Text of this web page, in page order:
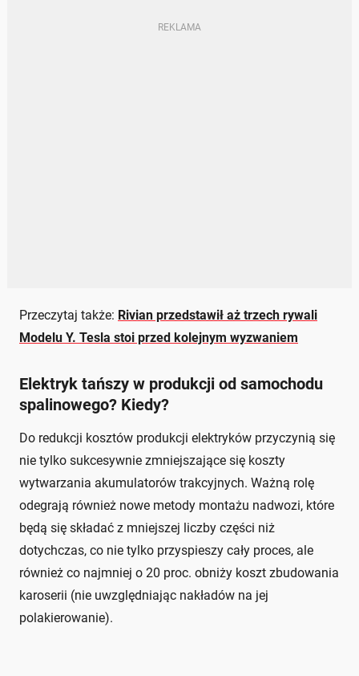
Przeczytaj także: Rivian przedstawił aż trzech rywali
Modelu Y. Tesla stoi przed kolejnym wyzwaniem
Elektryk tańszy w produkcji od samochodu
spalinowego? Kiedy?
Do redukcji kosztów produkcji elektryków przyczynią się
nie tylko sukcesywnie zmniejszające się koszty
wytwarzania akumulatorów trakcyjnych. Ważną rolę
odegrają również nowe metody montażu nadwozi, które
będą się składać z mniejszej liczby części niż
dotychczas, co nie tylko przyspieszy cały proces, ale
również co najmniej o 20 proc. obniży koszt zbudowania
karoserii (nie uwzględniając nakładów na jej
polakierowanie).